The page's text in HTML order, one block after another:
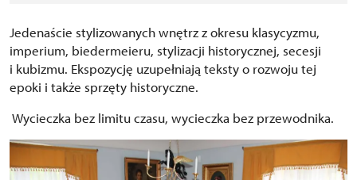
Jedenaście stylizowanych wnętrz z okresu klasycyzmu,
imperium, biedermeieru, stylizacji historycznej, secesji
i kubizmu. Ekspozycję uzupełniają teksty o rozwoju tej
epoki i także sprzęty historyczne.
Wycieczka bez limitu czasu, wycieczka bez przewodnika.